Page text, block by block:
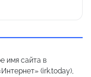
имя сайта в
(irk.today),